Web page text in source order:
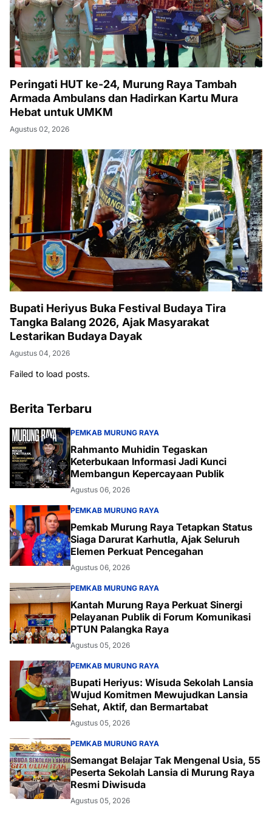
Peringati HUT ke-24, Murung Raya Tambah
Armada Ambulans dan Hadirkan Kartu Mura
Hebat untuk UMKM
Agustus 02, 2026
Bupati Heriyus Buka Festival Budaya Tira
Tangka Balang 2026, Ajak Masyarakat
Lestarikan Budaya Dayak
Agustus 04, 2026
Failed to load posts.
Berita Terbaru
PEMKAB MURUNG RAYA
Rahmanto Muhidin Tegaskan
Keterbukaan Informasi Jadi Kunci
Membangun Kepercayaan Publik
Agustus 06, 2026
PEMKAB MURUNG RAYA
Pemkab Murung Raya Tetapkan Status
Siaga Darurat Karhutla, Ajak Seluruh
Elemen Perkuat Pencegahan
Agustus 06, 2026
PEMKAB MURUNG RAYA
Kantah Murung Raya Perkuat Sinergi
Pelayanan Publik di Forum Komunikasi
PTUN Palangka Raya
Agustus 05, 2026
PEMKAB MURUNG RAYA
Bupati Heriyus: Wisuda Sekolah Lansia
Wujud Komitmen Mewujudkan Lansia
Sehat, Aktif, dan Bermartabat
Agustus 05, 2026
PEMKAB MURUNG RAYA
Semangat Belajar Tak Mengenal Usia, 55
Peserta Sekolah Lansia di Murung Raya
Resmi Diwisuda
Agustus 05, 2026